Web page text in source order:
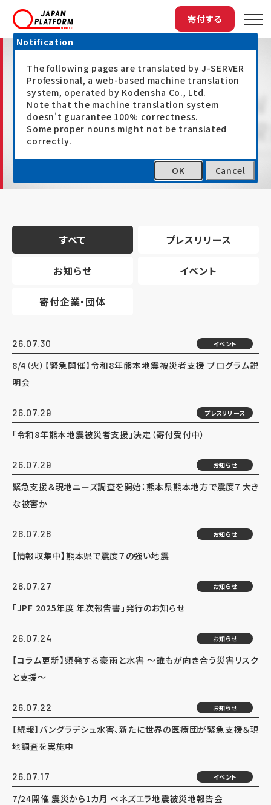
寄付する
最新情報
すべて プレスリリース
お知らせ イベント
寄付企業・団体
26.07.30 イベント
8/4（火）【緊急開催】令和8年熊本地震被災者支援 プログラム説
明会
26.07.29 プレスリリース
「令和8年熊本地震被災者支援」決定（寄付受付中）
26.07.29 お知らせ
緊急支援＆現地ニーズ調査を開始：熊本県熊本地方で震度7 大き
な被害か
26.07.28 お知らせ
【情報収集中】熊本県で震度７の強い地震
26.07.27 お知らせ
「JPF 2025年度 年次報告書」発行のお知らせ
26.07.24 お知らせ
【コラム更新】頻発する豪雨と水害 ～誰もが向き合う災害リスク
と支援～
26.07.22 お知らせ
【続報】バングラデシュ水害、新たに世界の医療団が緊急支援＆現
地調査を実施中
26.07.17 イベント
7/24開催 震災から1カ月 ベネズエラ地震被災地報告会
Notification
The following pages are translated by J-SERVER
Professional, a web-based machine translation
system, operated by Kodensha Co., Ltd.
Note that the machine translation system
doesn't guarantee 100% correctness.
Some proper nouns might not be translated
correctly.
OK Cancel